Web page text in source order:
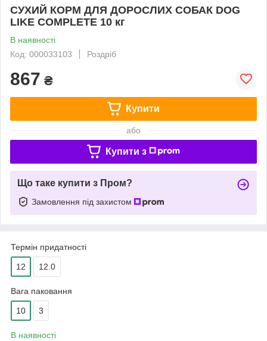
СУХИЙ КОРМ ДЛЯ ДОРОСЛИХ СОБАК DOG
LIKE COMPLETE 10 кг
В наявності
Код: 000033103
Роздріб
867 ₴
Купити
або
Купити з
Що таке купити з Пром?
Замовлення під захистом
Термін придатності
12 12.0
Вага паковання
10 3
В наявності